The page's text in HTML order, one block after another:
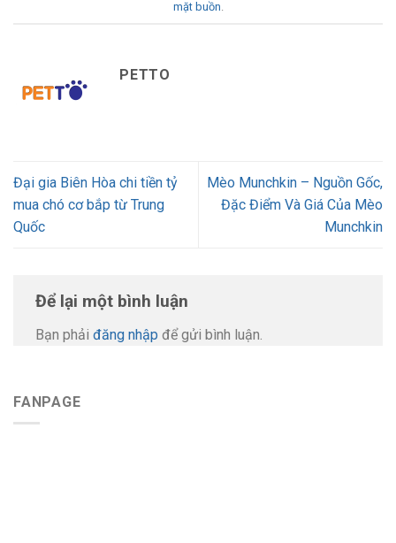
mặt buồn.
PETTO
Đại gia Biên Hòa chi tiền tỷ
mua chó cơ bắp từ Trung
Quốc
Mèo Munchkin – Nguồn Gốc,
Đặc Điểm Và Giá Của Mèo
Munchkin
Để lại một bình luận
Bạn phải đăng nhập để gửi bình luận.
FANPAGE